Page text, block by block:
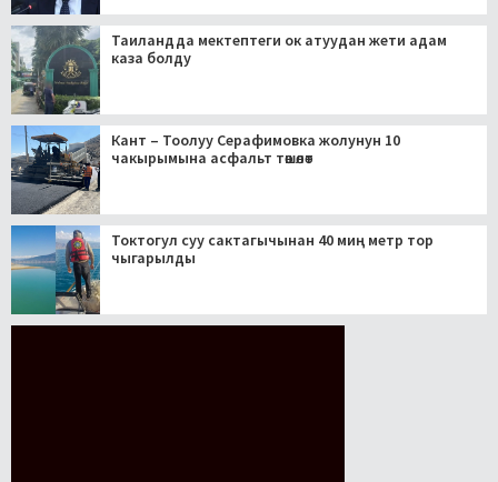
Таиландда мектептеги ок атуудан жети адам
каза болду
Кант – Тоолуу Серафимовка жолунун 10
чакырымына асфальт төшөлөт
Токтогул суу сактагычынан 40 миң метр тор
чыгарылды